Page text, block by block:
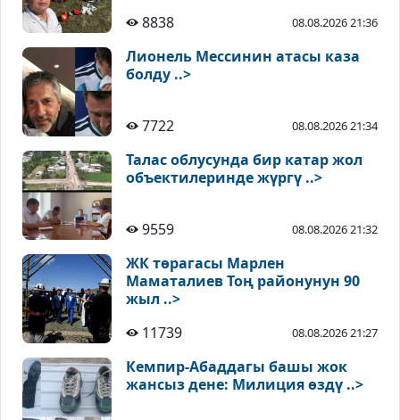
8838
08.08.2026 21:36
Лионель Мессинин атасы каза
болду ..>
7722 08.08.2026 21:34
Талас облусунда бир катар жол
объектилеринде жүргү ..>
9559 08.08.2026 21:32
ЖК төрагасы Марлен
Маматалиев Тоң районунун 90
жыл ..>
11739
08.08.2026 21:27
Кемпир-Абаддагы башы жок
жансыз дене: Милиция өздү ..>